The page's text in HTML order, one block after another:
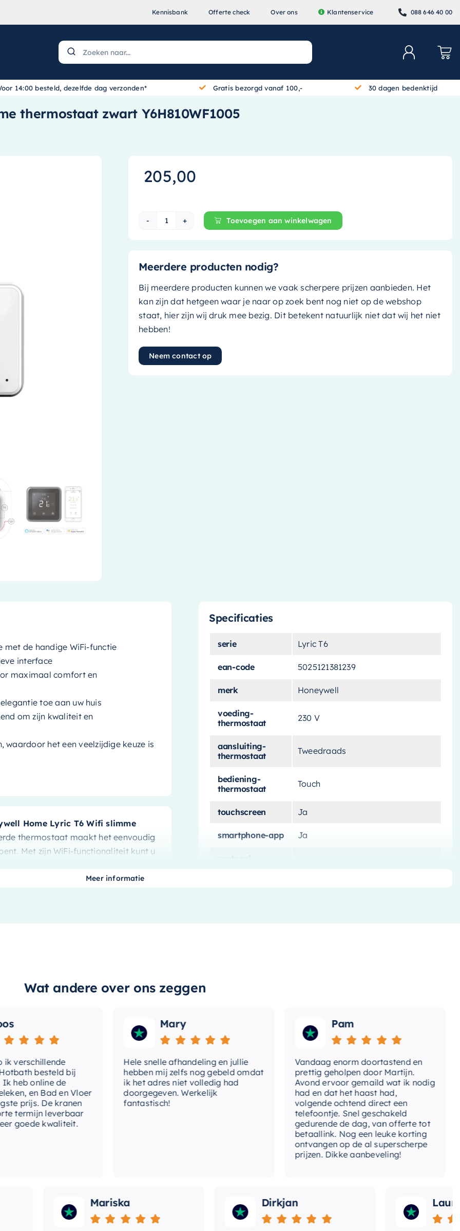
Kennisbank Offerte check Over ons Klantenservice 088 646 40 00
14:00 besteld, dezelfde dag verzonden* Gratis bezorgd vanaf 100,- 30 dagen bedenktijd
thermostaat zwart Y6H810WF1005
205,00
Honeywell Home Lyric T6 Wifi slimme thermostaat zwart Y6H810WF1005
Toevoegen aan winkelwagen
Meerdere producten nodig?
Bij meerdere producten kunnen we vaak scherpere prijzen aanbieden. Het
kan zijn dat hetgeen waar je naar op zoek bent nog niet op de webshop
staat, hier zijn wij druk mee bezig. Dit betekent natuurlijk niet dat wij het niet
hebben!
Neem contact op
met de handige WiFi-functie
interface
maximaal comfort en
toe aan uw huis
om zijn kwaliteit en
het een veelzijdige keuze is
Home Lyric T6 Wifi slimme
thermostaat maakt het eenvoudig
Met zijn WiFi-functionaliteit kunt u
Home Lyric T6
ook indruk met zijn
elk modern interieur. Bovendien is het
uitstekende prestaties zal
te verwarmen, of gewoon wilt
Honeywell Home Lyric T6
Specificaties
serie Lyric T6
ean-code 5025121381239
merk Honeywell
voeding-
thermostaat
230 V
aansluiting-
thermostaat
Tweedraads
bediening-
thermostaat
Touch
touchscreen Ja
smartphone-app Ja
Meer informatie
Wat andere over ons zeggen
besteld bij
online de
en Bad en Vloer
prijs. De kranen
termijn leverbaar
goede kwaliteit.
Mary
Hele snelle afhandeling en jullie
hebben mij zelfs nog gebeld omdat
ik het adres niet volledig had
doorgegeven. Werkelijk
fantastisch!
Pam
Vandaag enorm doortastend en
prettig geholpen door Martijn.
Avond ervoor gemaild wat ik nodig
had en dat het haast had,
volgende ochtend direct een
telefoontje. Snel geschakeld
gedurende de dag, van offerte tot
betaallink. Nog een leuke korting
ontvangen op de al superscherpe
prijzen. Dikke aanbeveling!
Mariska Dirkjan Laura